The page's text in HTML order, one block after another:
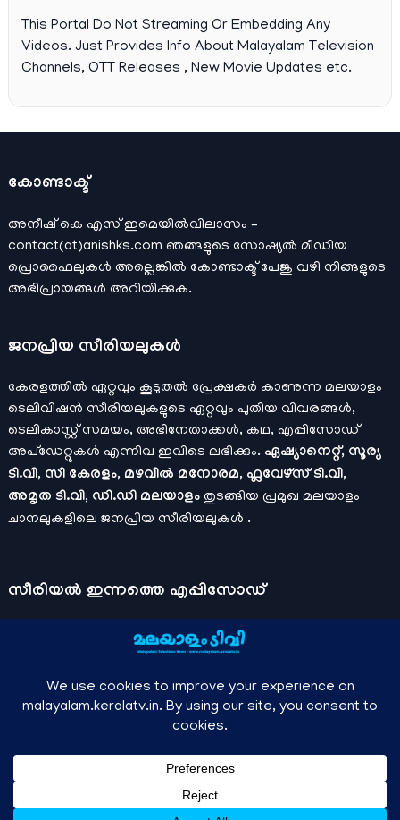
This Portal Do Not Streaming Or Embedding Any
Videos. Just Provides Info About Malayalam Television
Channels, OTT Releases , New Movie Updates etc.
കോണ്ടാക്ട്
അനീഷ്‌ കെ എസ് ഇമെയില്‍വിലാസം –
contact(at)anishks.com ഞങ്ങളുടെ സോഷ്യല്‍ മീഡിയ
പ്രൊഫൈലുകള്‍ അല്ലെങ്കില്‍ കോണ്ടാക്ട്പേജു വഴി നിങ്ങളുടെ
അഭിപ്രായങ്ങള്‍ അറിയിക്കുക.
ജനപ്രിയ സീരിയലുകള്‍
കേരളത്തിൽ ഏറ്റവും കൂടുതൽ പ്രേക്ഷകർ കാണുന്ന മലയാളം
ടെലിവിഷൻ സീരിയലുകളുടെ ഏറ്റവും പുതിയ വിവരങ്ങൾ,
ടെലികാസ്റ്റ് സമയം, അഭിനേതാക്കൾ, കഥ, എപ്പിസോഡ്
അപ്ഡേറ്റുകൾ എന്നിവ ഇവിടെ ലഭിക്കും. ഏഷ്യാനെറ്റ്, സൂര്യ
ടി.വി, സീ കേരളം, മഴവിൽ മനോരമ, ഫ്ലവേഴ്സ് ടി.വി,
അമൃത ടി.വി, ഡി.ഡി മലയാളം തുടങ്ങിയ പ്രമുഖ മലയാളം
ചാനലുകളിലെ ജനപ്രിയ സീരിയലുകൾ .
സീരിയല്‍ ഇന്നത്തെ എപ്പിസോഡ്
ചാനലുകളുടെ ഔദ്യോഗിക മൊബൈല്‍ ആപ്പുകള്‍ , ഒഫിഷ്യല്‍
യൂട്യൂബ് ചാനല്‍ ഇവ ഉപയോഗപ്പെടുത്തി കഴിഞ്ഞുപോയ
മനോരമ മാക്സ് , സണ്‍ നെക്സ്റ്റ്, സോണി ലിവ് , നെറ്റ് ഫ്ലിക്സ്
തുടങ്ങിയ ഒടിടി ആപ്പുകള്‍ വഴിയുള്ള സിനിമ ഓണ്‍ലൈന്‍
മലയാളം ടിവി - എല്ലാ മലയാളം സീരിയലുകള്‍ , ഓടിടി റിലീസുകള്‍ ,
Owned and managed by Anish KS
↑